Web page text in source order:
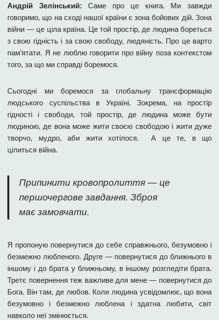
Андрій Зелінський:Саме про це книга. Ми завжди
говоримо, що на сході нашої країни є зона бойових дій. Зона
війни — це ціла країна. Це той простір, де людина бореться
з свою гідність і за свою свободу, людяність. Про це варто
пам’ятати. Я не люблю говорити про війну поза контекстом
того, за що ми справді боремося.
Сьогодні ми боремося за глобальну трансформацію
людського суспільства в Україні. Зокрема, на простір
гідності і свободи, той простір, де людина може бути
людиною, де вона може жити своєю свободою і жити дуже
творчо, мудро, аби жити хотілося. А це те, в що
цілиться війна.
Припинити кровопролиття — це
першочергове завдання. Зброя
має замовчати.
Я пропоную повернутися до себе справжнього, безумовно і
безмежно любленого. Друге — повернутися до ближнього в
іншому і до брата у ближньому, в іншому розгледіти брата.
Третє повернення теж важливе для мене — повернутися до
Бога. Він там, де любов. Коли людина усвідомлює, що вона
безумовно і безмежно люблена і здатна любити, світ
навколо неї змінюється.